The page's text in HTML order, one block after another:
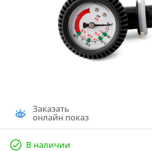
Заказать
онлайн показ
В наличии